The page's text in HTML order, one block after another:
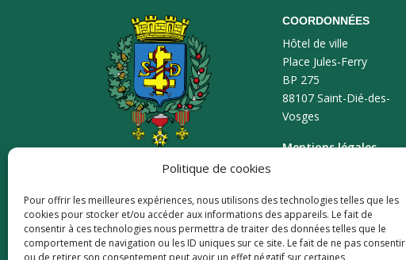
Politique de cookies
Pour offrir les meilleures expériences, nous utilisons des technologies telles que les
cookies pour stocker et/ou accéder aux informations des appareils. Le fait de
consentir à ces technologies nous permettra de traiter des données telles que le
comportement de navigation ou les ID uniques sur ce site. Le fait de ne pas consentir
ou de retirer son consentement peut avoir un effet négatif sur certaines
COORDONNÉES
Hôtel de ville
Place Jules-Ferry
BP 275
88107 Saint-Dié-des-
Vosges
Mentions légales
Accessibilité